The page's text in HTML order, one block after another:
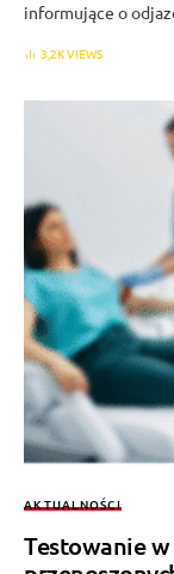
informujące o
3,2K VIEWS
AKTUALNOŚCI
Testowanie